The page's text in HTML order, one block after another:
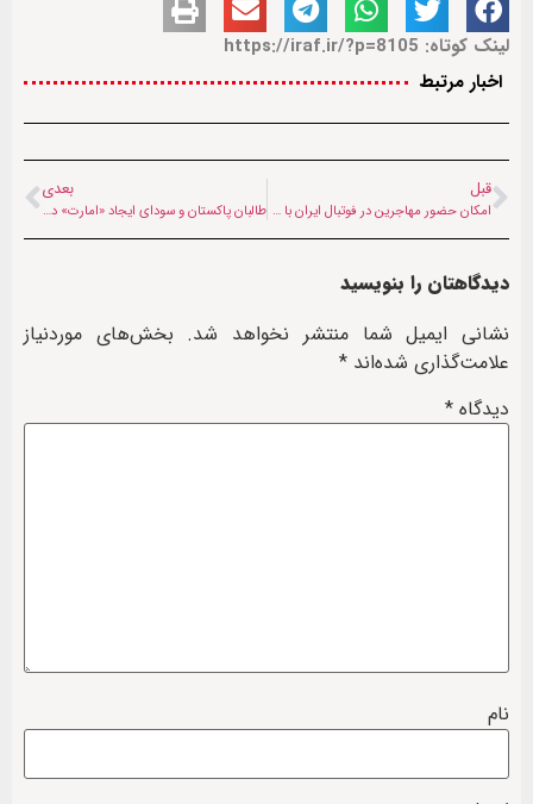
لینک کوتاه: https://iraf.ir/?p=8105
اخبار مرتبط
قبل
امکان حضور مهاجرین در فوتبال ایران با ۳ شرط
بعدی
طالبان پاکستان و سودای ایجاد «امارت» در خیبرپختونخوا
دیدگاهتان را بنویسید
نشانی ایمیل شما منتشر نخواهد شد. بخش‌های موردنیاز
علامت‌گذاری شده‌اند *
دیدگاه *
نام